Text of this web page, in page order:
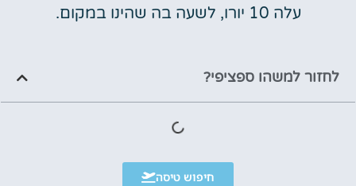
עלה 10 יורו, לשעה בה שהינו במקום.
לחזור למשהו ספציפי?
חיפוש טיסה